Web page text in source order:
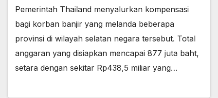
Pemerintah Thailand menyalurkan kompensasi
bagi korban banjir yang melanda beberapa
provinsi di wilayah selatan negara tersebut. Total
anggaran yang disiapkan mencapai 877 juta baht,
setara dengan sekitar Rp438,5 miliar yang…